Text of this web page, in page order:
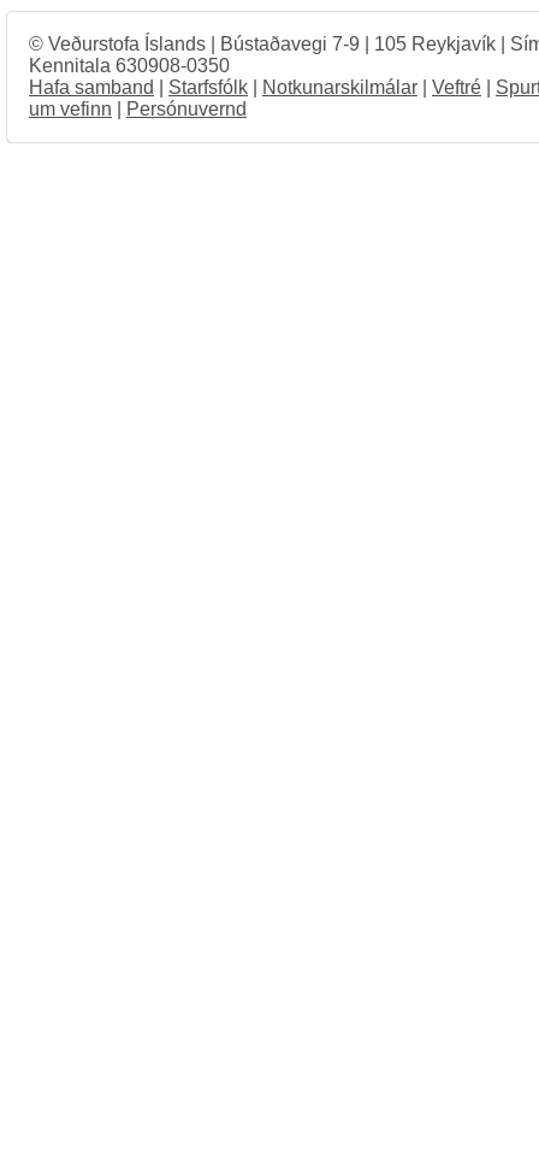
© Veðurstofa Íslands | Bústaðavegi 7-9 | 105 Reykjavík |
Kennitala 630908-0350
Hafa samband
Starfsfólk Notkunarskilmálar Veftré
um vefinn
Persónuvernd